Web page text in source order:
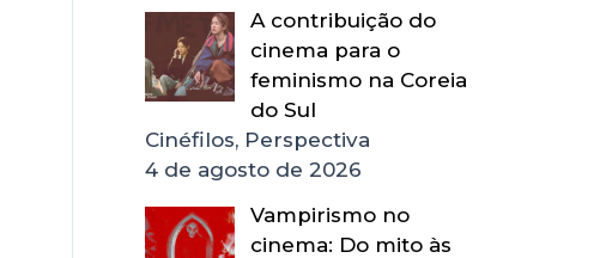
A contribuição do
cinema para o
feminismo na Coreia
do Sul
Cinéfilos, Perspectiva
4 de agosto de 2026
Vampirismo no
cinema: Do mito às